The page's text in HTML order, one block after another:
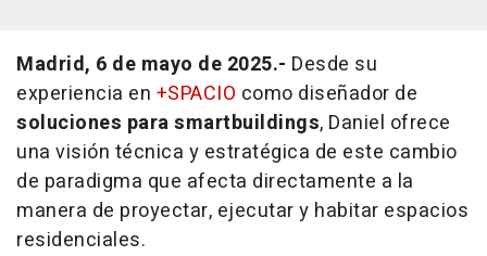
Madrid, 6 de mayo de 2025.- Desde su
experiencia en +SPACIO como diseñador de
soluciones para smartbuildings, Daniel ofrece
una visión técnica y estratégica de este cambio
de paradigma que afecta directamente a la
manera de proyectar, ejecutar y habitar espacios
residenciales.